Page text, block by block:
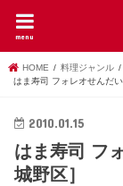
menu
HOME 料理ジャンル
はま寿司 フォレオせんだ
2010.01.15
はま寿司 フ
城野区］